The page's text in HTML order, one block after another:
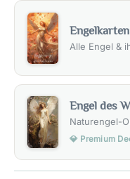
Alle Engel &
Engel des
Naturengel-
💎 Premium